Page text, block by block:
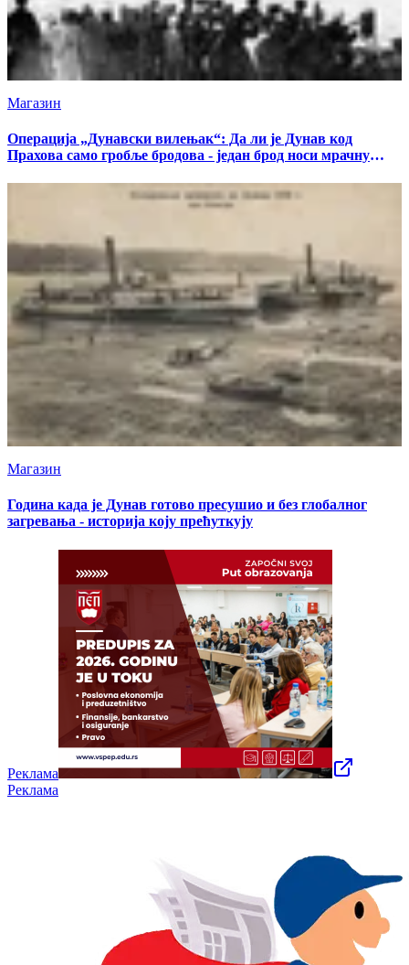
Магазин
Операција „Дунавски вилењак“: Да ли је Дунав код
Прахова само гробље бродова - један брод носи мрачну
Магазин
Година када је Дунав готово пресушио и без глобалног
загревања - историја коју прећуткују
Реклама
Реклама